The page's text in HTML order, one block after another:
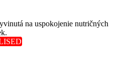
na uspokojenie nutričných